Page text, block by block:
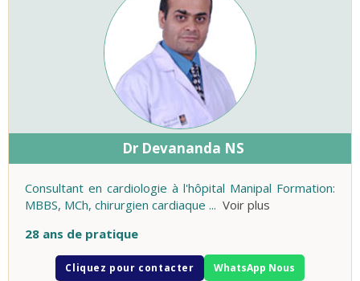
Dr Devananda NS
Consultant en cardiologie à l'hôpital Manipal Formation:
MBBS, MCh, chirurgien cardiaque ... Voir plus
28 ans de pratique
Cliquez pour contacter WhatsApp Nous